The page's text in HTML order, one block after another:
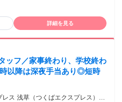
OK・自転車通勤OK)
好きな方 ・笑顔の対応できる方
・料理が好きな方 ・スキマ時間で
ク明けの方 ・フルタイムでがんば
は常に続けていたい！」等の自分
OKです！ま
さい！！
詳細を見る
ッフ／家事終わり、学校終わ
以降は深夜手当あり◎短時
ス 浅草（つくばエクスプレス）A1